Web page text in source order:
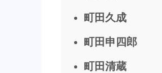
町田久成
町田申四郎
町田清蔵